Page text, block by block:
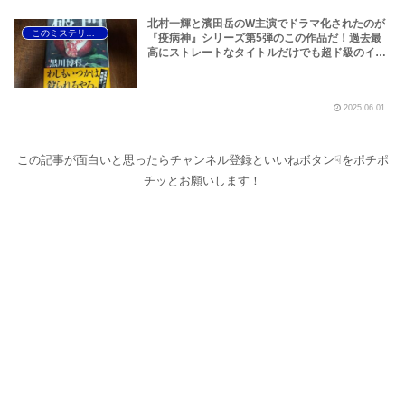
北村一輝と濱田岳のW主演でドラマ化されたのが
『疫病神』シリーズ第5弾のこの作品だ！過去最
高にストレートなタイトルだけでも超ド級のイン
2025.06.01
この記事が面白いと思ったらチャンネル登録といいねボタン☟をポチポ
チッとお願いします！